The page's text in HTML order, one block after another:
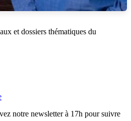
et dossiers thématiques du
notre newsletter à 17h pour suivre